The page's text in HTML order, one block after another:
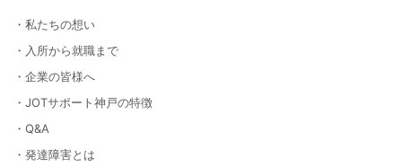
・私たちの想い
・入所から就職まで
・企業の皆様へ
・JOTサポート神戸の特徴
・Q&A
・発達障害とは